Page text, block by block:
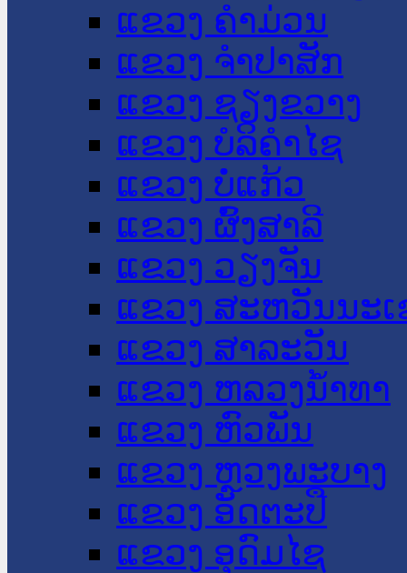
ແຂວງ ຄໍາມ່ວນ
ແຂວງ ຈໍາປາສັກ
ແຂວງ ຊຽງຂວາງ
ແຂວງ ບໍລິຄໍາໄຊ
ແຂວງ ບໍ່ແກ້ວ
ແຂວງ ຜົ້ງສາລີ
ແຂວງ ວຽງຈັນ
ແຂວງ ສະຫວັນນະ
ແຂວງ ສາລະວັນ
ແຂວງ ຫລວງນໍ້າທາ
ແຂວງ ຫົວພັນ
ແຂວງ ຫຼວງພະບາງ
ແຂວງ ອັດຕະປື
ແຂວງ ອຸດົມໄຊ